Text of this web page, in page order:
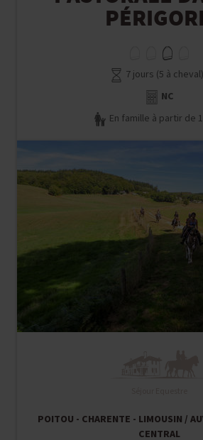
7 jours (5 à
NC
En famille à partir de
POITOU - CHARENTE - LIMOUSIN /
CENTRAL